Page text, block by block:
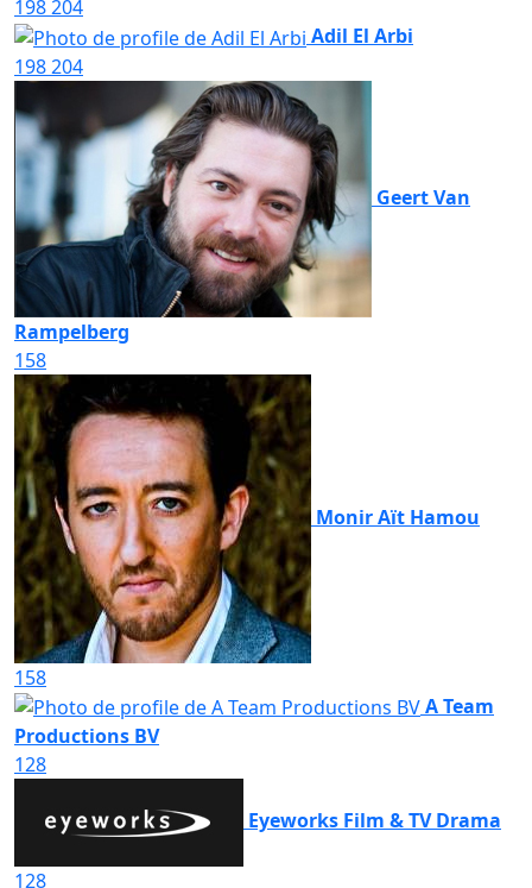
198204
Adil El Arbi
198204
Geert Van
Rampelberg
158
Monir Aït Hamou
158
A Team
Productions BV
128
Eyeworks Film & TV Drama
128